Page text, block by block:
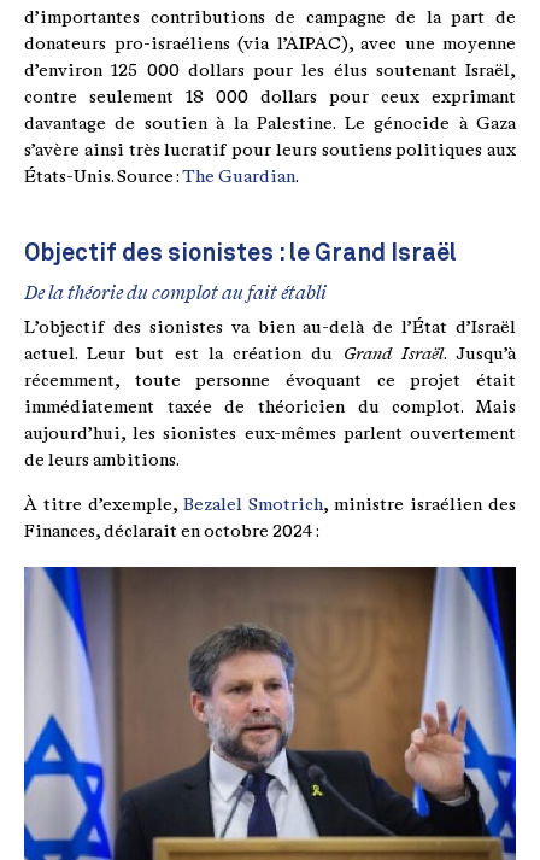
d’importantes contributions de campagne de la part de
donateurs pro-israéliens (via l’AIPAC), avec une moyenne
d’environ 125 000 dollars pour les élus soutenant Israël,
contre seulement 18 000 dollars pour ceux exprimant
davantage de soutien à la Palestine. Le génocide à Gaza
s’avère ainsi très lucratif pour leurs soutiens politiques aux
États-Unis. Source : The Guardian.
Objectif des sionistes : le Grand Israël
De la théorie du complot au fait établi
L’objectif des sionistes va bien au-delà de l’État d’Israël
actuel. Leur but est la création du Grand Israël. Jusqu’à
récemment, toute personne évoquant ce projet était
immédiatement taxée de théoricien du complot. Mais
aujourd’hui, les sionistes eux-mêmes parlent ouvertement
de leurs ambitions.
À titre d’exemple, Bezalel Smotrich, ministre israélien des
Finances, déclarait en octobre 2024 :